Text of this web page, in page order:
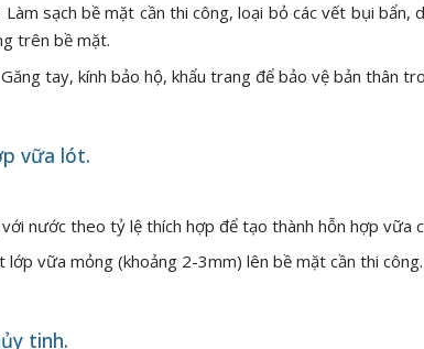
Làm sạch bề mặt cần thi công, loại bỏ các vết bụi bẩn,
trên bề mặt.
tay, kính bảo hộ, khẩu trang để bảo vệ bản thân
vữa lót.
nước theo tỷ lệ thích hợp để tạo thành hỗn hợp vữa
vữa mỏng (khoảng 2-3mm) lên bề mặt cần thi công.
tinh.